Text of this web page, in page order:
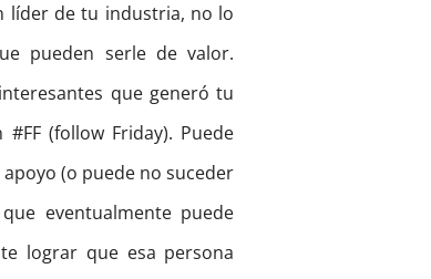
líder de tu industria, no lo
pueden serle de valor.
que generó tu
(follow Friday). Puede
(o puede no suceder
eventualmente puede
lograr que esa persona